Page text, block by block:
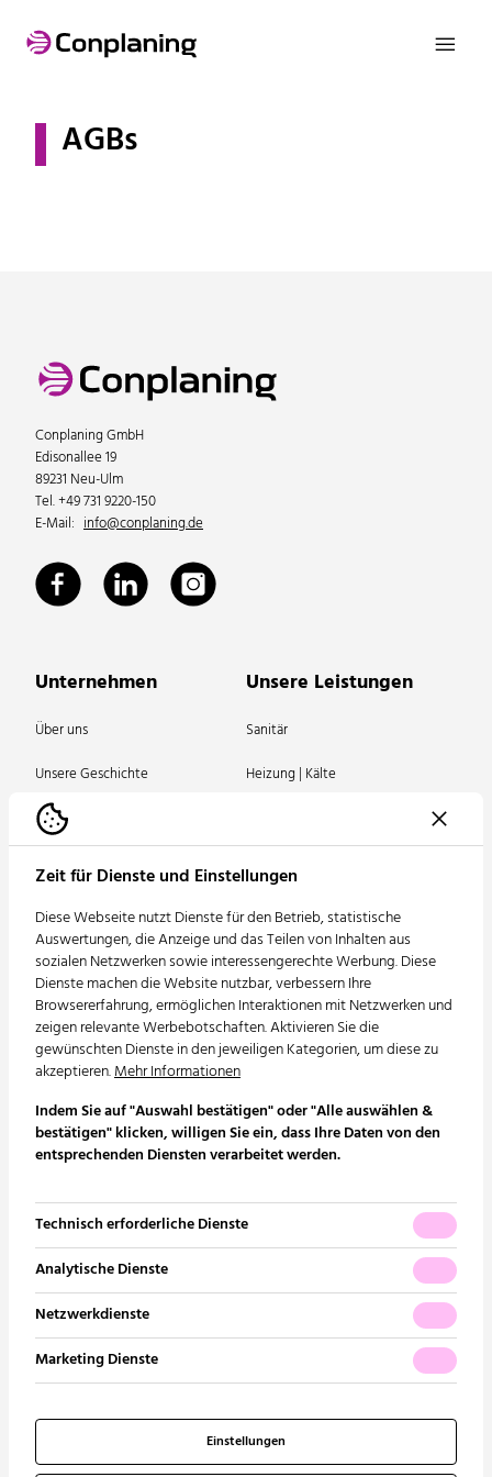

Technisch erforderliche Dienste
Analytische Dienste
Netzwerkdienste
Marketing Dienste
Einstellungen
Zeit für Dienste und Einstellungen
Diese Webseite nutzt Dienste für den Betrieb, statistische
Auswertungen, die Anzeige und das Teilen von Inhalten aus
sozialen Netzwerken sowie interessengerechte Werbung. Diese
Dienste machen die Website nutzbar, verbessern Ihre
Browsererfahrung, ermöglichen Interaktionen mit Netzwerken und
zeigen relevante Werbebotschaften. Aktivieren Sie die
gewünschten Dienste in den jeweiligen Kategorien, um diese zu
akzeptieren.Mehr Informationen
Indem Sie auf "Auswahl bestätigen" oder "Alle auswählen &
bestätigen" klicken, willigen Sie ein, dass Ihre Daten von den
entsprechenden Diensten verarbeitet werden.
nicht. Cookies dieser Dienste werden je nach Browserkonfiguration
beim Schließen des Browsers gelöscht oder müssen manuell
gelöscht werden, falls diese nicht über jeweils ausgewiesene Zeit
hinaus gültig sein sollen.
AGBs
Conplaning GmbH
Edisonallee 19
89231 Neu-Ulm
Tel. +49 731 9220-150
E-Mail: info@conplaning.de
Unternehmen
Über uns
Unsere Geschichte
Unsere Vision
Unsere Zertifizierungen
News
Referenzen
Karriere
Unsere Leistungen
Sanitär
Heizung | Kälte
Informationstechnik |
Sicherheitstechnik | Multimedia
Förderanlagen
Abwasserentsorgung |
Wasserversorgung
Nutzungsspezifische Anlagen
Kontakt
Kontaktformular
Impressum
Datenschutz